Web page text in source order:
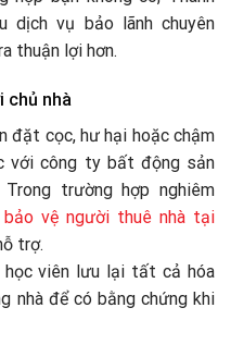
dịch vụ bảo lãnh chuyên
thuận lợi hơn.
chủ nhà
đặt cọc, hư hại hoặc chậm
với công ty bất động sản
trường hợp nghiêm
bảo vệ người thuê nhà tại
trợ.
học viên lưu lại tất cả hóa
nhà để có bằng chứng khi